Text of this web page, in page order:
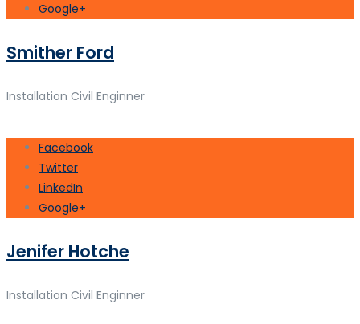
Google+
Smither Ford
Installation Civil Enginner
Facebook
Twitter
LinkedIn
Google+
Jenifer Hotche
Installation Civil Enginner